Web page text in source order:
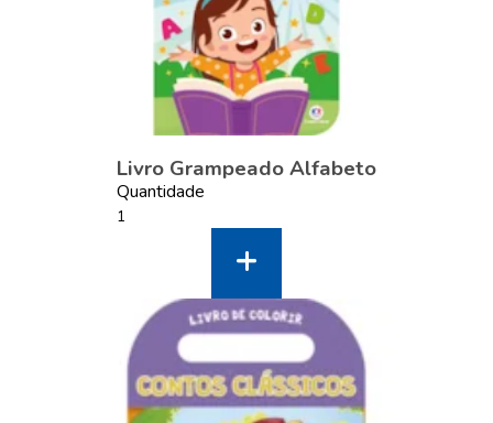
Livro Grampeado Alfabeto
Quantidade